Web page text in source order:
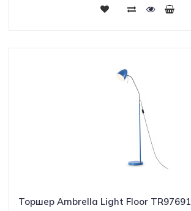
Купить
Торшер Ambrella Light Floor TR97691